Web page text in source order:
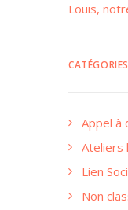
Louis,
CATÉGORIES
Appel à
Ateliers
Lien
Non